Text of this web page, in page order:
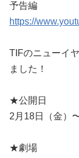
予告編
https://
TIFのニューイ
ました！
★公開日
2月18日（金）
★劇場